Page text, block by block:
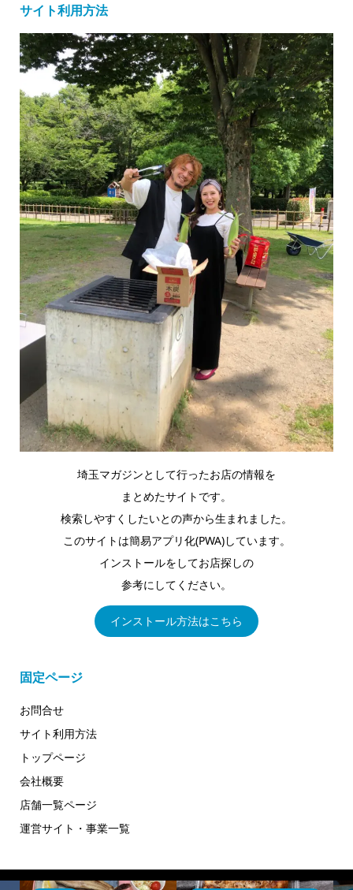
サイト利用方法
埼玉マガジンとして行ったお店の情報を
まとめたサイトです。
検索しやすくしたいとの声から生まれました。
このサイトは簡易アプリ化(PWA)しています。
インストールをしてお店探しの
参考にしてください。
インストール方法はこちら
固定ページ
お問合せ
サイト利用方法
トップページ
会社概要
店舗一覧ページ
運営サイト・事業一覧